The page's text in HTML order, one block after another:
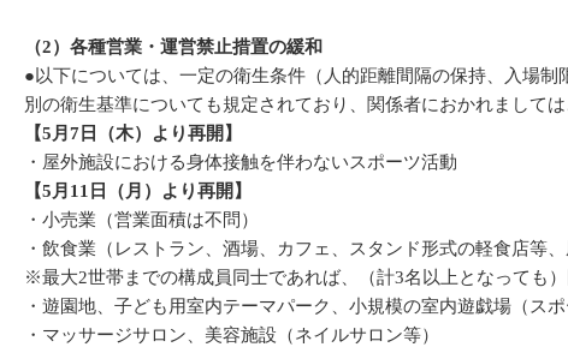
（2）各種営業・運営禁止措置の緩和
●以下については、一定の衛生条件（人的距離間隔の保持、入場
別の衛生基準についても規定されており、関係者におかれまして
【5月7日（木）より再開】
・屋外施設における身体接触を伴わないスポーツ活動
【5月11日（月）より再開】
・小売業（営業面積は不問）
・飲食業（レストラン、酒場、カフェ、スタンド形式の軽食店等、
※最大2世帯までの構成員同士であれば、（計3名以上となっても）
・遊園地、子ども用室内テーマパーク、小規模の室内遊戯場（
・マッサージサロン、美容施設（ネイルサロン等）